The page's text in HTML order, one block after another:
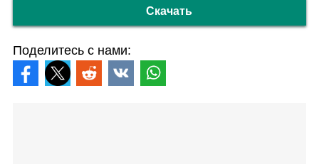
Скачать
Поделитесь с нами: